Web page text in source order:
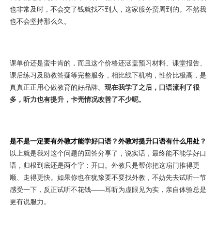
也非常及时，不会交了钱就找不到人，这家服务蛮周到的。不然我
也不会坚持那么久。
课单价还是蛮中肯的，而且这个价格还涵盖预习材料、课堂报告、
课后练习及助教答疑等完整服务，相比线下机构，性价比极高，是
真真正正用心做教育的好品牌。 现在我学了之后，口语流利了很
多，听力也有提升，卡壳情况改善了不少呢。
是不是一定要有外教才能学好口语？外教对提升口语有什么用处？
以上就是我对这个问题的回答分享了，说实话，最终能不能学好口
语，归根到底还是两个字：开口。外教只是帮你把这扇门推得更
顺、走得更快。如果你也在犹豫要不要找外教，不妨先去试听一节
感受一下，反正试听不花钱——耳听为虚眼见为实，亲自体验总是
更有说服力。